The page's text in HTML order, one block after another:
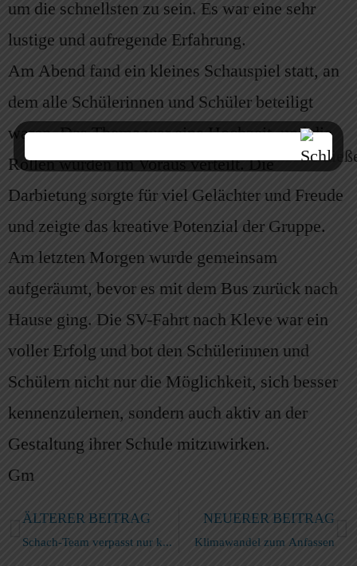
um die schnellsten zu sein. Es war eine sehr
lustige und aufregende Erfahrung.
Am Abend fand ein kleines Schauspiel statt, an
dem alle Schülerinnen und Schüler beteiligt
waren. Das Thema war eine Hochzeit, und die
Rollen wurden im Voraus verteilt. Die
Darbietung sorgte für viel Gelächter und Freude
und zeigte das kreative Potenzial der Gruppe.
Am letzten Morgen wurde gemeinsam
aufgeräumt, bevor es mit dem Bus zurück nach
Hause ging. Die SV-Fahrt nach Kleve war ein
voller Erfolg und bot den Schülerinnen und
Schülern nicht nur die Möglichkeit, sich besser
kennenzulernen, sondern auch aktiv an der
Gestaltung ihrer Schule mitzuwirken.
Gm
ÄLTERER BEITRAG
Schach-Team verpasst nur knapp das NRW-Finale
NEUERER BEITRAG
Klimawandel zum Anfassen